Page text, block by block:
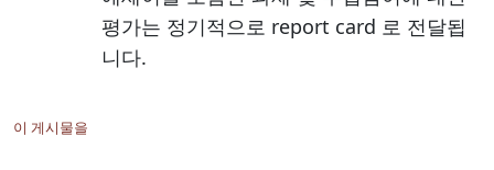
평가는 정기적으로 report card 로 전달됩
니다.
이 게시물을